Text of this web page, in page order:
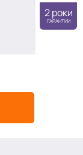
2 роки
ГАРАНТИИ